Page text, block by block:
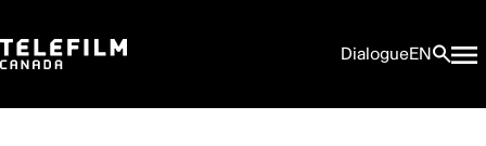
DialogueEN